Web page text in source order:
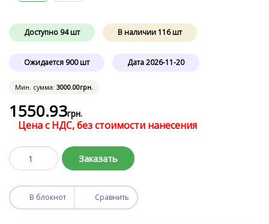
Доступно 94 шт В наличии116шт
Ожидается 900шт Дата2026-11-20
Мин. сумма: 3000.00грн.
1550.93грн.
Цена с НДС, без стоимости нанесения
Заказать
В блокнот Сравнить